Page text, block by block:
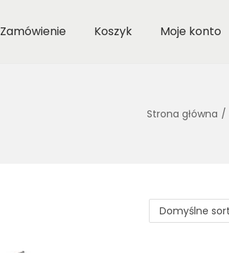
Zamówienie Koszyk Moje konto
Strona główna /